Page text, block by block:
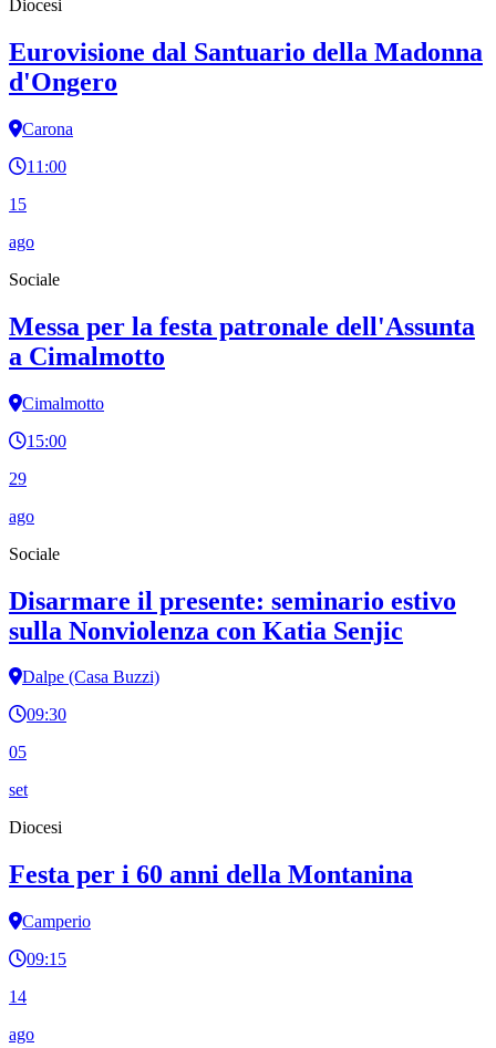
Diocesi
Eurovisione dal Santuario della Madonna
d'Ongero
Carona
11:00
15
ago
Sociale
Messa per la festa patronale dell'Assunta
a Cimalmotto
Cimalmotto
15:00
29
ago
Sociale
Disarmare il presente: seminario estivo
sulla Nonviolenza con Katia Senjic
Dalpe (Casa Buzzi)
09:30
05
set
Diocesi
Festa per i 60 anni della Montanina
Camperio
09:15
14
ago